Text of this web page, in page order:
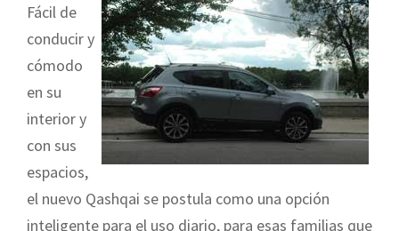
Fácil de
conducir y
cómodo
en su
interior y
con sus
espacios,
el nuevo Qashqai se postula como una opción
inteligente para el uso diario, para esas familias que